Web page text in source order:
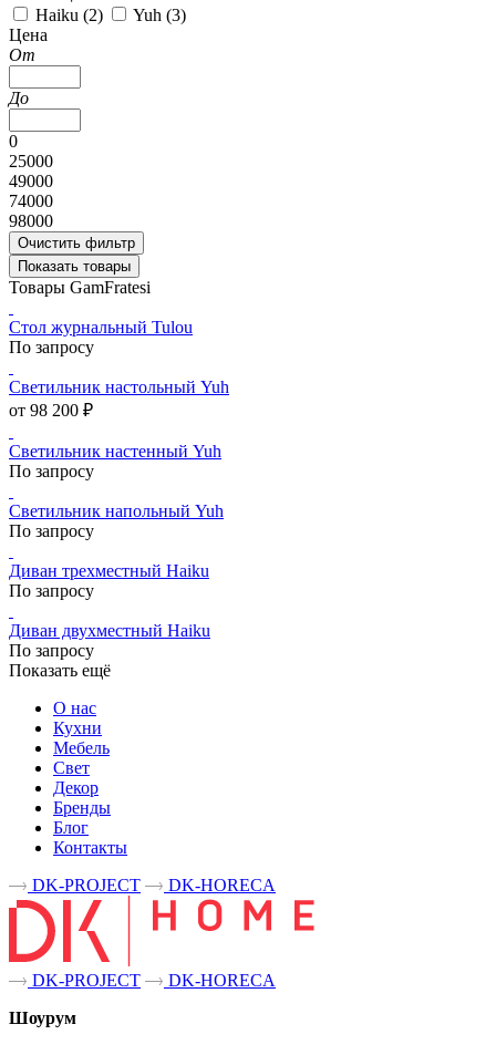
Haiku (2) Yuh (3)
Цена
От
До
0
25000
49000
74000
98000
Очистить фильтр
Показать товары
Товары GamFratesi
Стол журнальный Tulou
По запросу
Светильник настольный Yuh
от 98 200 ₽
Светильник настенный Yuh
По запросу
Светильник напольный Yuh
По запросу
Диван трехместный Haiku
По запросу
Диван двухместный Haiku
По запросу
Показать ещё
О нас
Кухни
Мебель
Свет
Декор
Бренды
Блог
Контакты
DK-PROJECT
DK-HORECA
DK-PROJECT
DK-HORECA
Шоурум